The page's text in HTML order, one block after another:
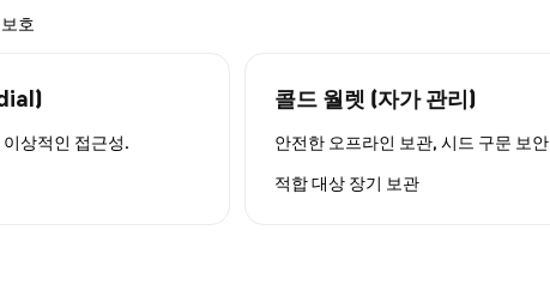
호
상적인 접근성.
콜드 월렛 (자가 관리)
안전한 오프라인 보관, 시드 구문 보안.
적합 대상 장기 보관